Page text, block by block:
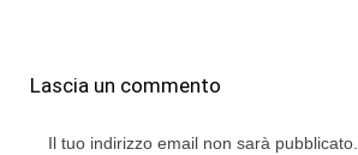
Lascia un commento
Il tuo indirizzo email non sarà pubblicato.